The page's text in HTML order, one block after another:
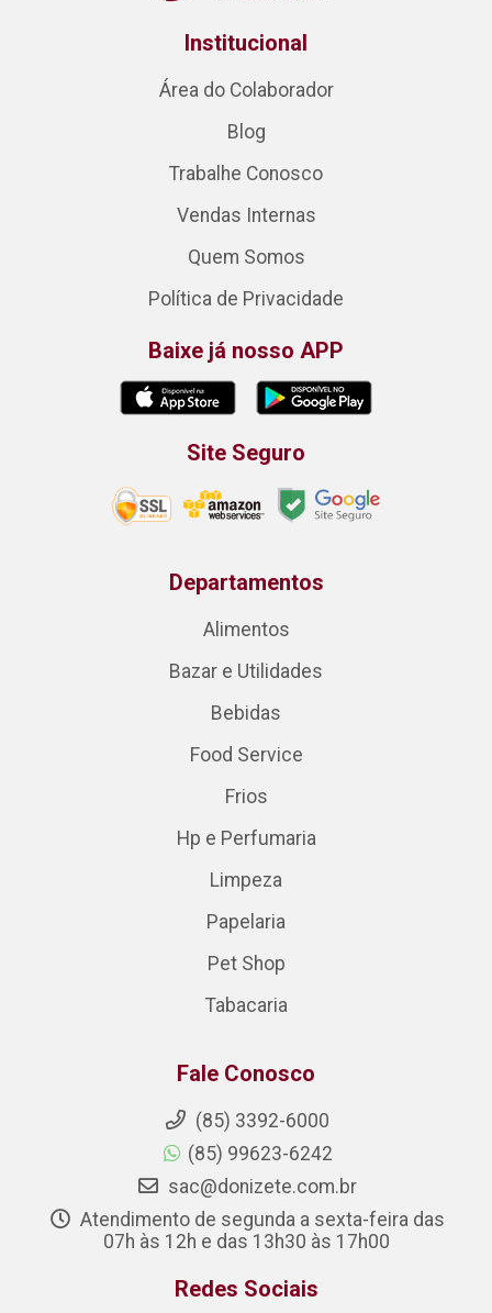
Institucional
Área do Colaborador
Blog
Trabalhe Conosco
Vendas Internas
Quem Somos
Política de Privacidade
Baixe já nosso APP
Site Seguro
Departamentos
Alimentos
Bazar e Utilidades
Bebidas
Food Service
Frios
Hp e Perfumaria
Limpeza
Papelaria
Pet Shop
Tabacaria
Fale Conosco
(85) 3392-6000
(85) 99623-6242
sac@donizete.com.br
Atendimento de segunda a sexta-feira das
07h às 12h e das 13h30 às 17h00
Redes Sociais